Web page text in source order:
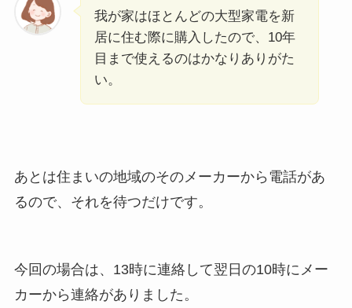
我が家はほとんどの大型家電を新
居に住む際に購入したので、10年
目まで使えるのはかなりありがた
い。
あとは住まいの地域のそのメーカーから電話があ
るので、それを待つだけです。
今回の場合は、13時に連絡して翌日の10時にメー
カーから連絡がありました。